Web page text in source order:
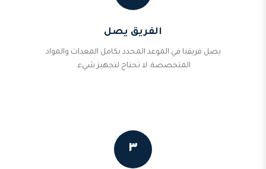
الفريق يصل
يصل فريقنا في الموعد المحدد بكامل المعدات والمواد
المتخصصة. لا تحتاج لتجهيز شيء.
٣